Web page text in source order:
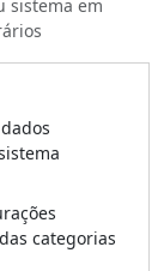
sistema em
categorias